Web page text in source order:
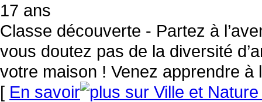
17 ans
Classe découverte - Partez à
vous doutez pas de la diversité
votre maison ! Venez apprendre
[ En savoir